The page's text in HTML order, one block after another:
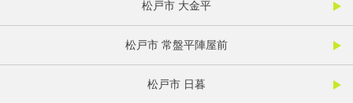
松戸市 大金平
松戸市 常盤平陣屋前
松戸市 日暮